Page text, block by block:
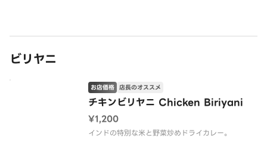
ビリヤニ
チキンビリヤニ Chicken Biriyani
お店価格 店長のオススメ
¥1,200
インドの特別な米と野菜炒めドライカレー。